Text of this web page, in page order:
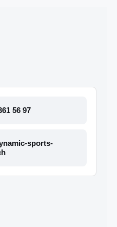
56 97
sports-